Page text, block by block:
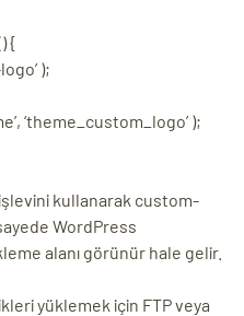
{
);
‘theme_custom_logo’ );
kullanarak custom-
WordPress
alanı görünür hale gelir.
yüklemek için FTP veya